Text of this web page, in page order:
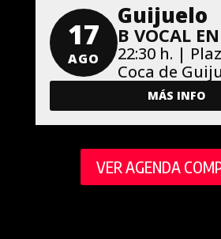
17
AGO
Guijuelo
22:30 h. |
Coca de
MÁS INFO
VER AGENDA